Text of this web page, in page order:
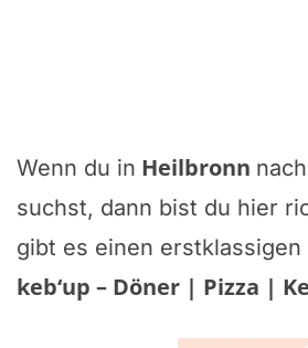
Wenn du in Heilbronn
suchst, dann bist du hier
gibt es einen erstklassigen
keb‘up – Döner | Pizza |